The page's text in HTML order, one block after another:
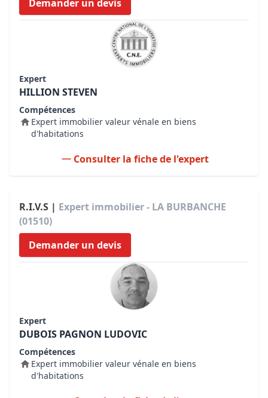
Demander un devis
Expert
HILLION STEVEN
Compétences
Expert immobilier valeur vénale en biens
d'habitations
Consulter la fiche de l'expert
R.I.V.S | Expert immobilier - LA BURBANCHE
(01510)
Demander un devis
Expert
DUBOIS PAGNON LUDOVIC
Compétences
Expert immobilier valeur vénale en biens
d'habitations